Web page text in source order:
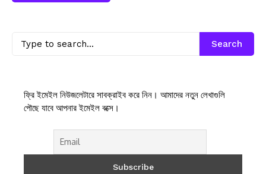
Search
ফ্রি ইমেইল নিউজলেটারে সাবক্রাইব করে নিন। আমাদের নতুন লেখাগুলি
পৌছে যাবে আপনার ইমেইল বক্সে।